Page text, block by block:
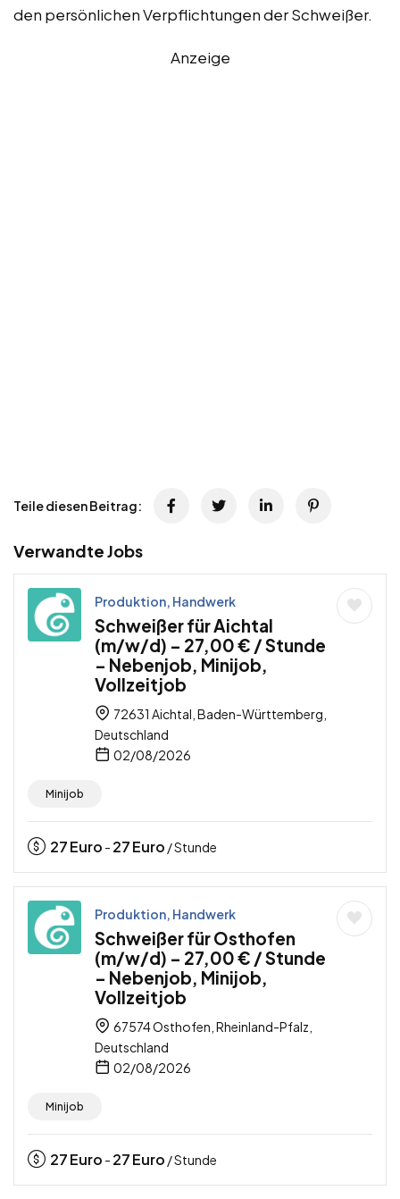
den persönlichen Verpflichtungen der Schweißer.
Anzeige
Teile diesen Beitrag:
Verwandte Jobs
Produktion, Handwerk
Schweißer für Aichtal
(m/w/d) – 27,00 € / Stunde
– Nebenjob, Minijob,
Vollzeitjob
72631 Aichtal, Baden-Württemberg,
Deutschland
02/08/2026
Minijob
27Euro - 27Euro / Stunde
Produktion, Handwerk
Schweißer für Osthofen
(m/w/d) – 27,00 € / Stunde
– Nebenjob, Minijob,
Vollzeitjob
67574 Osthofen, Rheinland-Pfalz,
Deutschland
02/08/2026
Minijob
27Euro - 27Euro / Stunde